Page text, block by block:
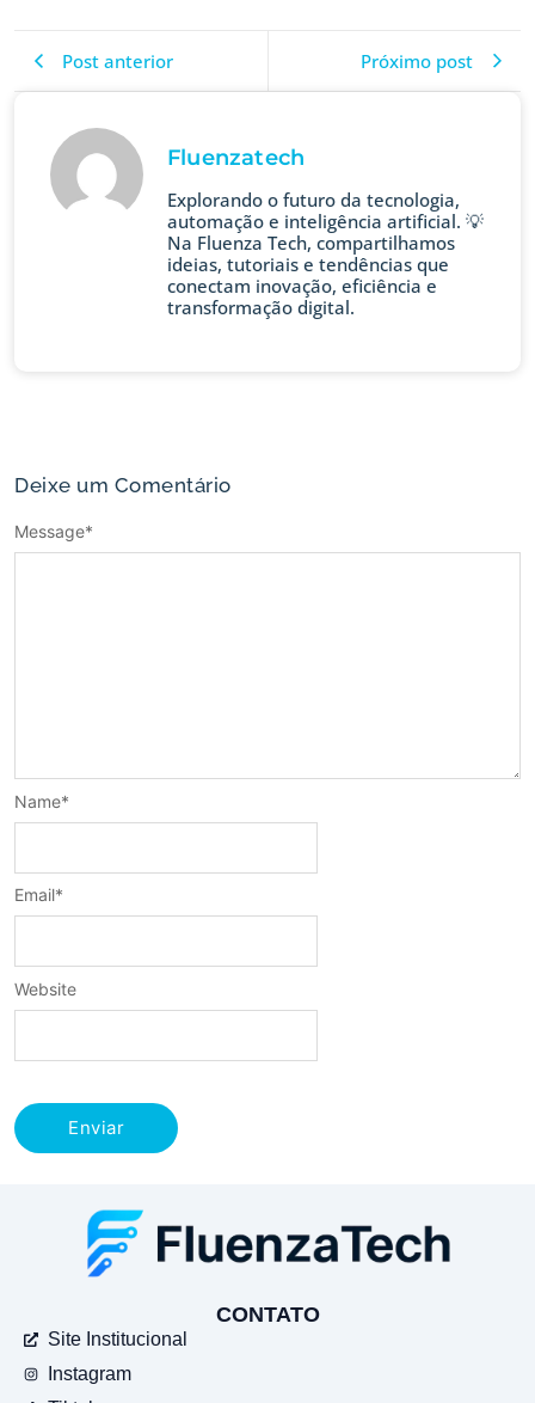
Post anterior Próximo post
Fluenzatech
Explorando o futuro da tecnologia,
automação e inteligência artificial. 💡
Na Fluenza Tech, compartilhamos
ideias, tutoriais e tendências que
conectam inovação, eficiência e
transformação digital.
Deixe um Comentário
Message*
Name*
Email*
Website
CONTATO
Site Institucional
Instagram